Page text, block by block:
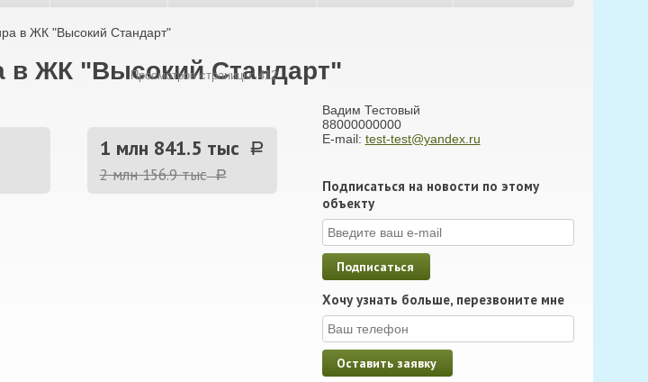
в ЖК "Высокий Стандарт"
в ЖК "Высокий Стандарт"
Просмотров страницы: 412
1 млн 841.5 тыс
2 млн 156.9 тыс
Вадим Тестовый
88000000000
E-mail: test-test@yandex.ru
Подписаться на новости по этому
объекту
Хочу узнать больше, перезвоните мне